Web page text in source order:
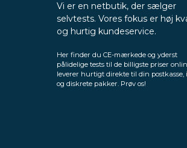
Vi er en netbutik, der sælger
selvtests. Vores fokus er høj
og hurtig kundeservice.
Her finder du CE-mærkede og yderst
pålidelige tests til de billigste priser
leverer hurtigt direkte til din postkasse, i
og diskrete pakker. Prøv os!